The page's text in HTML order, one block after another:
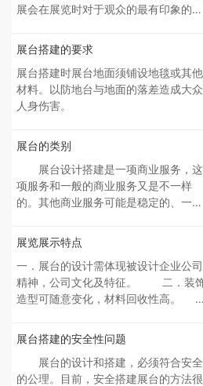
展会在展览时对于观众的最有印象的，
各大因素之首。因此，如何去体现产品
本身特点呢，那这就是负责展览展会设
计的广告公司的核心任务。这次我们大
胆使用新型有机材料压模，把产品堆头
陈列架设计成产品外观的样子，不仅美
记忆。还有很重要的一点是性价比，也
会设计中考虑的不仅仅是效果，同时也
为客户顾及到成本，特别是用具的可再
使用价值。且可拆卸的结构设计使得运
用耐磨的喷绘布置，这样在未来终端促
也可以被用于超市和专卖店使用，这样
无形中为展会企业节省了一笔费用 。
展台搭建的要求
展台搭建时展台地面须铺设地毯或其他
材料。以防地台与地面的落差造成大众
人身伤害。
展台的类别
展台设计搭建是一项商业服务，这
项服务和一般的商业服务又是不一样
的。其他商业服务可能是稳定的、一成
样。这项服务会随着展会的不同，摊位
的位置不同，产品风格的不同而产生不
同的变化。所以这项商业服务是多元化
的，展台设计必须是由企业和设计公司
相互配合好才能做好的一项工作，如若
展览展示特点
一．展台的设计需体现被设计企业公司
精神，公司文化及特征。 二．装
造型可随意变化，材料回收性高。
的多。 四．工作周期时间短，先于
工厂制作加工后，再到现场予以拼装，
拼装时间基本控制在1-3天以内。
展台搭建的安全性问题
展台的设计和搭建，必须符合安全
的公理。目前，安全搭建展台的方法很